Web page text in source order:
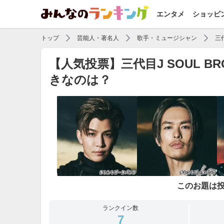
エンタメ ショッピ
トップ 芸能人・著名人 歌手・ミュージシャン 三
【人気投票】三代目J SOUL
きなのは？
このお題は
ランクイン数
7